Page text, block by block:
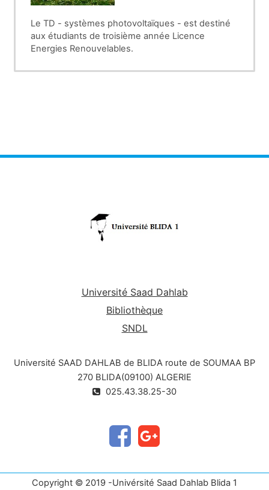
Le TD - systèmes photovoltaïques - est destiné
aux étudiants de troisième année Licence
Energies Renouvelables.
Université Saad Dahlab
Bibliothèque
SNDL
Université SAAD DAHLAB de BLIDA route de SOUMAA BP
270 BLIDA(09100) ALGERIE
025.43.38.25-30
Copyright © 2019 -Univérsité Saad Dahlab Blida 1